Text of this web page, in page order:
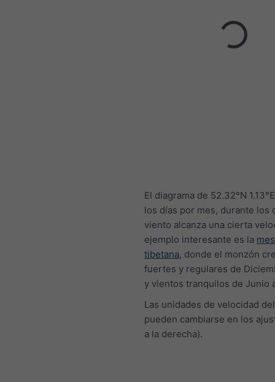
El diagrama de 52.32°N
los días por mes, durante los
viento alcanza una cierta
ejemplo interesante es la
tibetana, donde el monzón
fuertes y regulares de
y vientos tranquilos de Junio
Las unidades de velocidad
pueden cambiarse en los
a la derecha).